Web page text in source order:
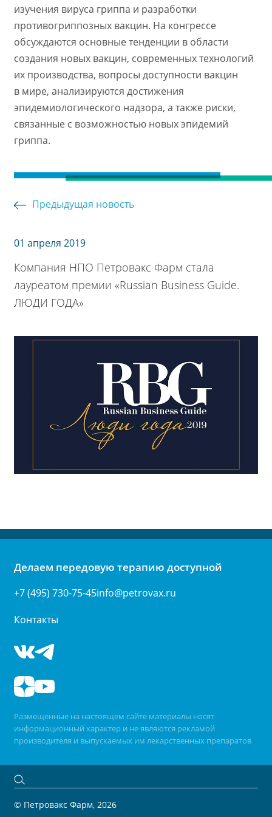
изучения вируса гриппа и разработки
противогриппозных вакцин. На конгрессе
обсуждаются основные тенденции в области
создания новых вакцин, современных технологий
их производства, вопросы доступности вакцин
в мире, анализируются достижения
эпидемиологического надзора, а также риски,
связанные с возможностью новых эпидемий
гриппа.
Предыдущая новость
01 апреля 2019
Компания НПО Петровакс Фарм стала
лауреатом премии «Russian Business Guide.
ЛЮДИ ГОДА»
Делаем передовую терапию доступной
+7 (495) 730-75-45info@petrovax.ru
Контакты
Размещенные на настоящем сайте материалы носят
информационный характер и не являются рекламой
производителя и выпускаемых им лекарственных препаратов
© Петровакс Фарм, 2026